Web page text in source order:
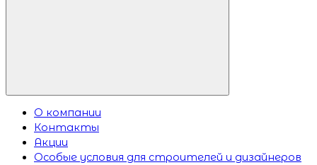
О компании
Контакты
Акции
Особые условия для строителей и дизайнеров